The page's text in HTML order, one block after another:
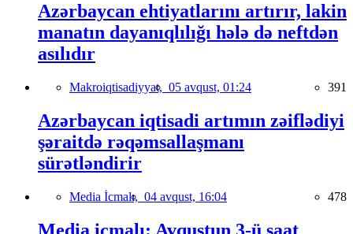
Azərbaycan ehtiyatlarını artırır, lakin
manatın dayanıqlılığı hələ də neftdən
asılıdır
Makroiqtisadiyyat, 05 avqust, 01:24 391
Azərbaycan iqtisadi artımın zəiflədiyi
şəraitdə rəqəmsallaşmanı
sürətləndirir
Media İcmalı, 04 avqust, 16:04 478
Media icmalı: Avqustun 3-ü saat